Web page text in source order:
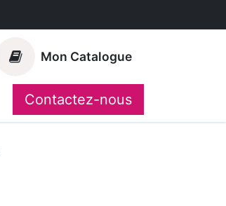
Mon Catalogue
CompoShop
Contactez-nous